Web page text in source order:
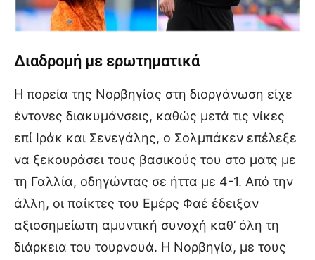
Διαδρομή με ερωτηματικά
Η πορεία της Νορβηγίας στη διοργάνωση είχε
έντονες διακυμάνσεις, καθώς μετά τις νίκες
επί Ιράκ και Σενεγάλης, ο Σολμπάκεν επέλεξε
να ξεκουράσει τους βασικούς του στο ματς με
τη Γαλλία, οδηγώντας σε ήττα με 4-1. Από την
άλλη, οι παίκτες του Εμέρς Φαέ έδειξαν
αξιοσημείωτη αμυντική συνοχή καθ’ όλη τη
διάρκεια του τουρνουά. Η Νορβηγία, με τους